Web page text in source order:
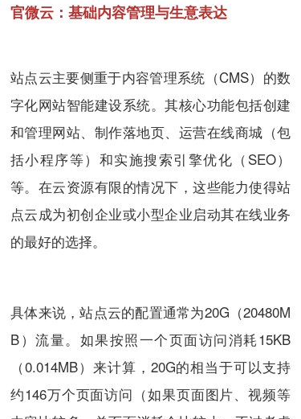
官微云： 基础内容管理与生意表达
站点云主要侧重于内容管理系统（CMS）的数
字化网站智能建设系统。其核心功能包括创建
和管理网站、制作落地页、运营在线商城（包
括小程序等）和实施搜索引擎优化（SEO）
等。在云资源有限的情况下，这些能力使得站
点云成为初创企业或小型企业启动其在线业务
的最好的选择。
具体来说，站点云的配置通常为20G（20480M
B）流量。如果按照一个页面访问消耗15KB
（0.014MB）来计算，20G的相当于可以支持
约146万个页面访问（如果页面图片、视频等